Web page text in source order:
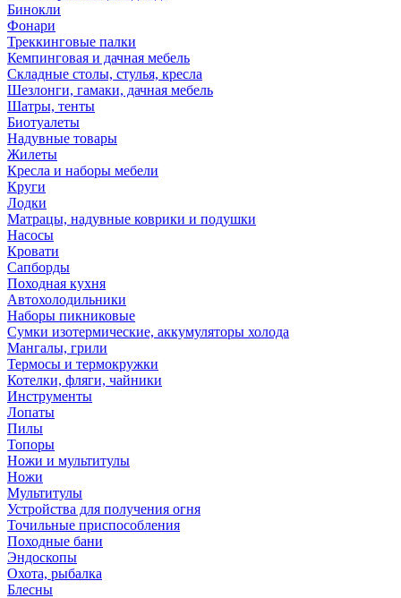
Бинокли
Фонари
Треккинговые палки
Кемпинговая и дачная мебель
Складные столы, стулья, кресла
Шезлонги, гамаки, дачная мебель
Шатры, тенты
Биотуалеты
Надувные товары
Жилеты
Кресла и наборы мебели
Круги
Лодки
Матрацы, надувные коврики и подушки
Насосы
Кровати
Сапборды
Походная кухня
Автохолодильники
Наборы пикниковые
Сумки изотермические, аккумуляторы холода
Мангалы, грили
Термосы и термокружки
Котелки, фляги, чайники
Инструменты
Лопаты
Пилы
Топоры
Ножи и мультитулы
Ножи
Мультитулы
Устройства для получения огня
Точильные приспособления
Походные бани
Эндоскопы
Охота, рыбалка
Блесны